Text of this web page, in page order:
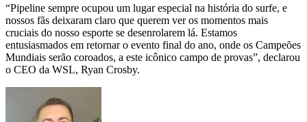
“Pipeline sempre ocupou um lugar especial na história do surfe, e
nossos fãs deixaram claro que querem ver os momentos mais
cruciais do nosso esporte se desenrolarem lá. Estamos
entusiasmados em retornar o evento final do ano, onde os Campeões
Mundiais serão coroados, a este icônico campo de provas”, declarou
o CEO da WSL, Ryan Crosby.